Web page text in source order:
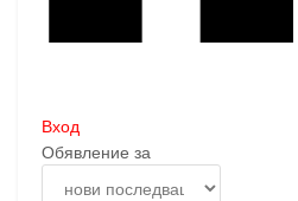
Вход
Обявление за